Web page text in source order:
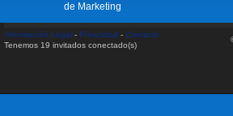
de Marketing
Información Legal - Privacidad - Contacto
Tenemos 19 invitados conectado(s)